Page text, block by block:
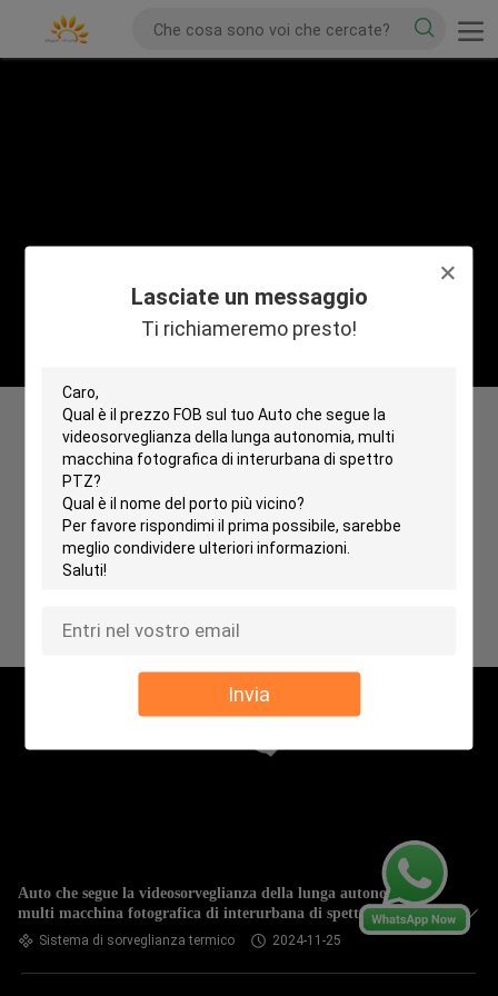
Lasciate un messaggio
Ti richiameremo presto!
Invia
Auto che segue la videosorveglianza della lunga autonomia,
multi macchina fotografica di interurbana di spettro PTZ
Sistema di sorveglianza termico 2024-11-25